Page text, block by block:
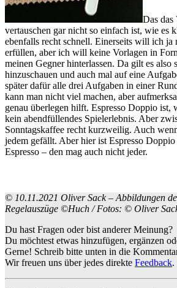
Das das
vertauschen gar nicht so einfach ist, wie es
ebenfalls recht schnell. Einerseits will ich ja
erfüllen, aber ich will keine Vorlagen in
meinen Gegner hinterlassen. Da gilt es also
hinzuschauen und auch mal auf eine
später dafür alle drei Aufgaben in einer
kann man nicht viel machen, aber
genau überlegen hilft. Espresso Doppio ist,
kein abendfüllendes Spielerlebnis. Aber
Sonntagskaffee recht kurzweilig. Auch
jedem gefällt. Aber hier ist Espresso
Espresso – den mag auch nicht jeder.
© 10.11.2021 Oliver Sack – Abbildungen
Regelauszüge ©Huch / Fotos: © Oliver
Du hast Fragen oder bist anderer Meinung?
Du möchtest etwas hinzufügen, ergänzen
Gerne! Schreib bitte unten in die
Wir freuen uns über jedes direkte Feedback.